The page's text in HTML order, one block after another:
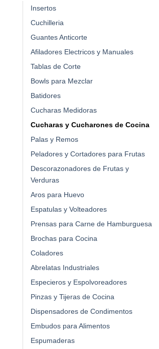
Insertos
Cuchilleria
Guantes Anticorte
Afiladores Electricos y Manuales
Tablas de Corte
Bowls para Mezclar
Batidores
Cucharas Medidoras
Cucharas y Cucharones de Cocina
Palas y Remos
Peladores y Cortadores para Frutas
Descorazonadores de Frutas y
Verduras
Aros para Huevo
Espatulas y Volteadores
Prensas para Carne de Hamburguesa
Brochas para Cocina
Coladores
Abrelatas Industriales
Especieros y Espolvoreadores
Pinzas y Tijeras de Cocina
Dispensadores de Condimentos
Embudos para Alimentos
Espumaderas